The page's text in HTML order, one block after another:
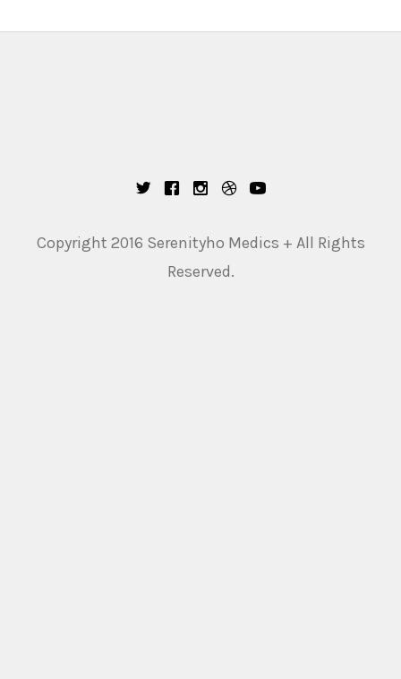
Copyright 2016 Serenityho Medics + All Rights
Reserved.